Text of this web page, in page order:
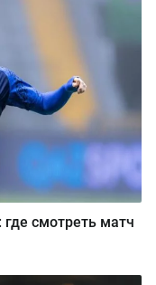
где смотреть матч